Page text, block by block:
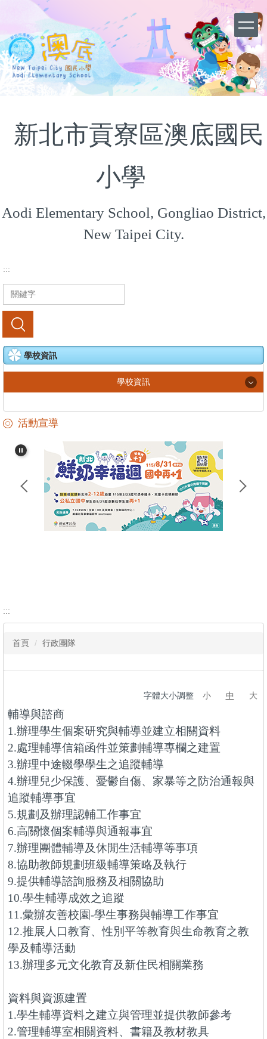
主
要
內
容
新北市貢寮區澳底國民
小學
Aodi Elementary School, Gongliao District,
New Taipei City.
:::
搜尋
學校資訊
學校資訊
行政團隊
澳底風華
最新消息
各處室常用表單
活動宣導
:::
首頁 行政團隊
字體大小調整 小 中 大
輔導與諮商
1.辦理學生個案研究與輔導並建立相關資料
2.處理輔導信箱函件並策劃輔導專欄之建置
3.辦理中途輟學學生之追蹤輔導
4.辦理兒少保護、憂鬱自傷、家暴等之防治通報與
追蹤輔導事宜
5.規劃及辦理認輔工作事宜
6.高關懷個案輔導與通報事宜
7.辦理團體輔導及休閒生活輔導等事項
8.協助教師規劃班級輔導策略及執行
9.提供輔導諮詢服務及相關協助
10.學生輔導成效之追蹤
11.彙辦友善校園-學生事務與輔導工作事宜
12.推展人口教育、性別平等教育與生命教育之教
學及輔導活動
13.辦理多元文化教育及新住民相關業務
資料與資源建置
1.學生輔導資料之建立與管理並提供教師參考
2.管理輔導室相關資料、書籍及教材教具